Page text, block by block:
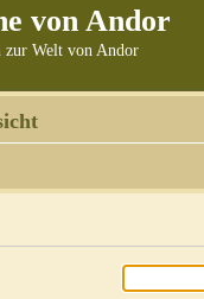
von Andor
Welt von Andor